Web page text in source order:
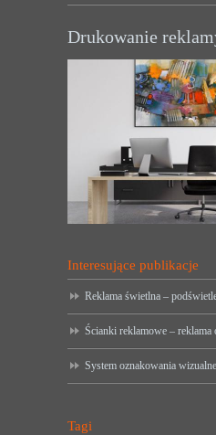
Drukowanie
Interesujące publikacje
Reklama świetlna –
Ścianki reklamowe – reklama
System oznakowania
Tagi